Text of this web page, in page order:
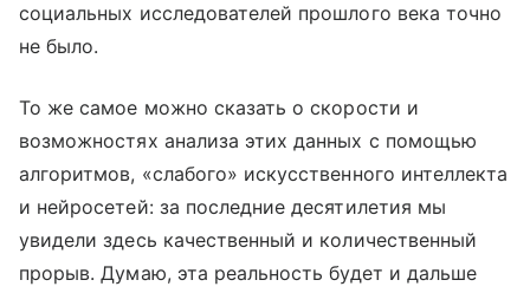
социальных исследователей прошлого века точно
не было.
То же самое можно сказать о скорости и
возможностях анализа этих данных с помощью
алгоритмов, «слабого» искусственного интеллекта
и нейросетей: за последние десятилетия мы
увидели здесь качественный и количественный
прорыв. Думаю, эта реальность будет и дальше